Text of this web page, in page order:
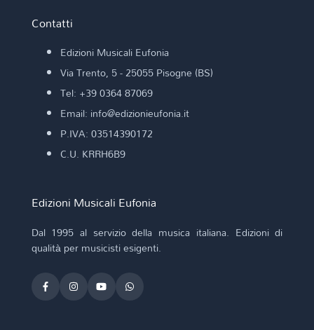
Contatti
Edizioni Musicali Eufonia
Via Trento, 5 - 25055 Pisogne (BS)
Tel: +39 0364 87069
Email: info@edizionieufonia.it
P.IVA: 03514390172
C.U. KRRH6B9
Edizioni Musicali Eufonia
Dal 1995 al servizio della musica italiana. Edizioni di
qualità per musicisti esigenti.